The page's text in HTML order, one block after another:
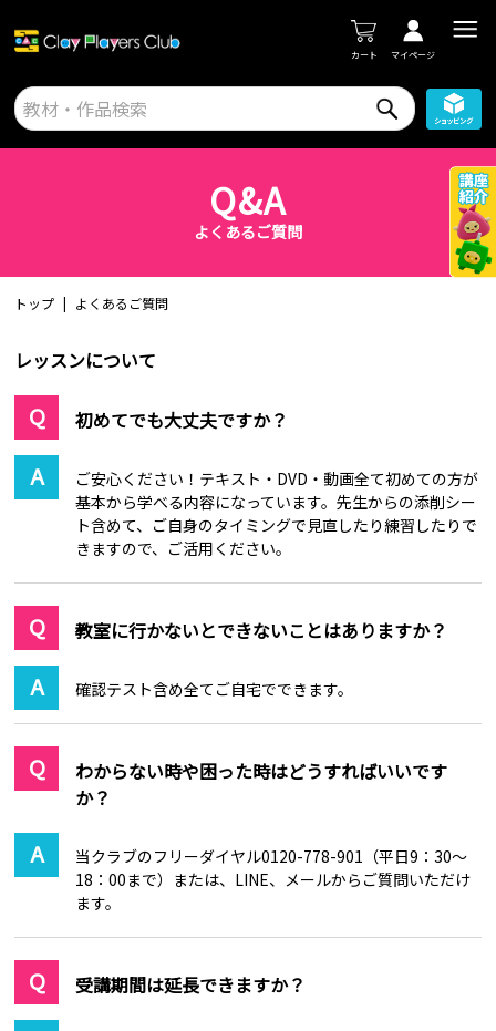
カート マイページ
Q&A
よくあるご質問
トップ よくあるご質問
レッスンについて
初めてでも大丈夫ですか？
ご安心ください！テキスト・DVD・動画全て初めての方が
基本から学べる内容になっています。先生からの添削シー
ト含めて、ご自身のタイミングで見直したり練習したりで
きますので、ご活用ください。
教室に行かないとできないことはありますか？
確認テスト含め全てご自宅でできます。
わからない時や困った時はどうすればいいです
か？
当クラブのフリーダイヤル0120-778-901（平日9：30～
18：00まで）または、LINE、メールからご質問いただけ
ます。
受講期間は延長できますか？